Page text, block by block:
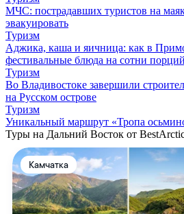
МЧС: пострадавших туристов на
эвакуировать
Туризм
Аджика, каша и яичница: как в
фестивальные блюда на сотни порций
Туризм
Во Владивостоке завершили
на Русском острове
Туризм
Уникальный маршрут «Тропа
Туры на Дальний Восток от